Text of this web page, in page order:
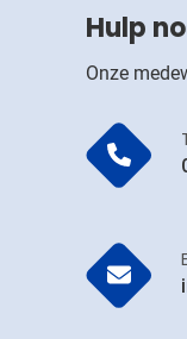
Hulp
Onze